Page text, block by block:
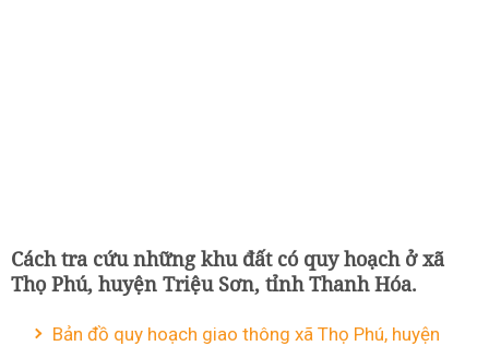
Cách tra cứu những khu đất có quy hoạch ở xã
Thọ Phú, huyện Triệu Sơn, tỉnh Thanh Hóa.
Bản đồ quy hoạch giao thông xã Thọ Phú, huyện